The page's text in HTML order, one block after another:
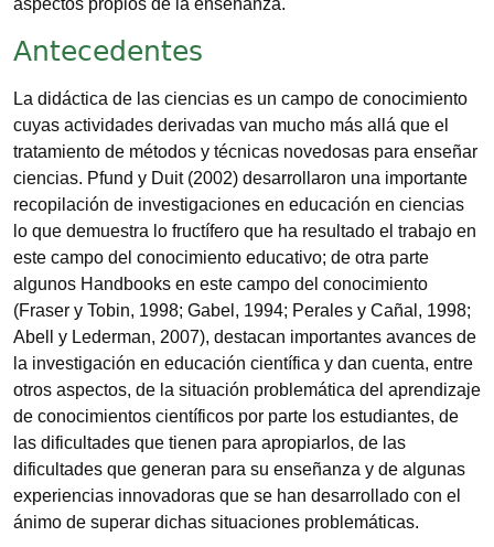
aspectos propios de la enseñanza.
Antecedentes
La didáctica de las ciencias es un campo de conocimiento
cuyas actividades derivadas van mucho más allá que el
tratamiento de métodos y técnicas novedosas para enseñar
ciencias. Pfund y Duit (2002) desarrollaron una importante
recopilación de investigaciones en educación en ciencias
lo que demuestra lo fructífero que ha resultado el trabajo en
este campo del conocimiento educativo; de otra parte
algunos Handbooks en este campo del conocimiento
(Fraser y Tobin, 1998; Gabel, 1994; Perales y Cañal, 1998;
Abell y Lederman, 2007), destacan importantes avances de
la investigación en educación científica y dan cuenta, entre
otros aspectos, de la situación problemática del aprendizaje
de conocimientos científicos por parte los estudiantes, de
las dificultades que tienen para apropiarlos, de las
dificultades que generan para su enseñanza y de algunas
experiencias innovadoras que se han desarrollado con el
ánimo de superar dichas situaciones problemáticas.